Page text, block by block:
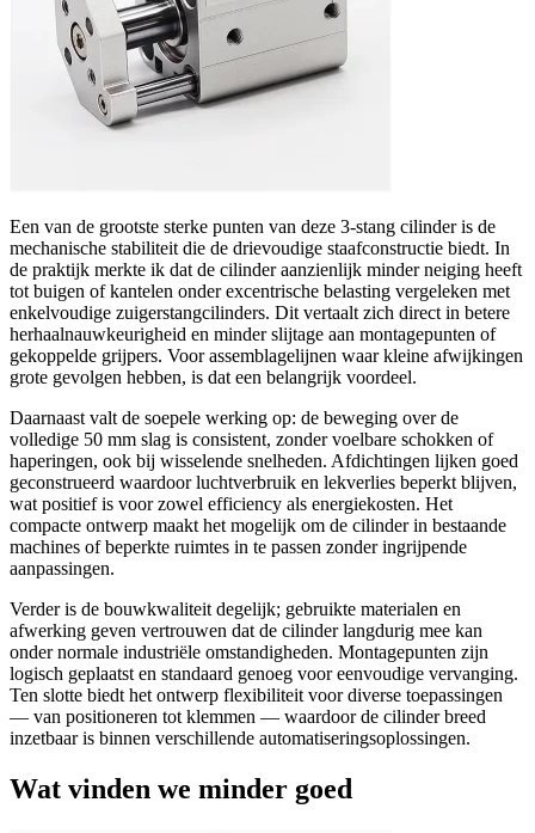
Een van de grootste sterke punten van deze 3‑stang cilinder is de
mechanische stabiliteit die de drievoudige staafconstructie biedt. In
de praktijk merkte ik dat de cilinder aanzienlijk minder neiging heeft
tot buigen of kantelen onder excentrische belasting vergeleken met
enkelvoudige zuigerstangcilinders. Dit vertaalt zich direct in betere
herhaalnauwkeurigheid en minder slijtage aan montagepunten of
gekoppelde grijpers. Voor assemblagelijnen waar kleine afwijkingen
grote gevolgen hebben, is dat een belangrijk voordeel.
Daarnaast valt de soepele werking op: de beweging over de
volledige 50 mm slag is consistent, zonder voelbare schokken of
haperingen, ook bij wisselende snelheden. Afdichtingen lijken goed
geconstrueerd waardoor luchtverbruik en lekverlies beperkt blijven,
wat positief is voor zowel efficiency als energiekosten. Het
compacte ontwerp maakt het mogelijk om de cilinder in bestaande
machines of beperkte ruimtes in te passen zonder ingrijpende
aanpassingen.
Verder is de bouwkwaliteit degelijk; gebruikte materialen en
afwerking geven vertrouwen dat de cilinder langdurig mee kan
onder normale industriële omstandigheden. Montagepunten zijn
logisch geplaatst en standaard genoeg voor eenvoudige vervanging.
Ten slotte biedt het ontwerp flexibiliteit voor diverse toepassingen
— van positioneren tot klemmen — waardoor de cilinder breed
inzetbaar is binnen verschillende automatiseringsoplossingen.
Wat vinden we minder goed